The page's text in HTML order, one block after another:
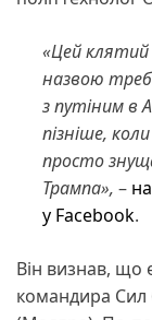
«Цей клятий
назвою
з путіним в
пізніше,
просто
Трампа», –
у Facebook.
Він визнав, що
командира Сил